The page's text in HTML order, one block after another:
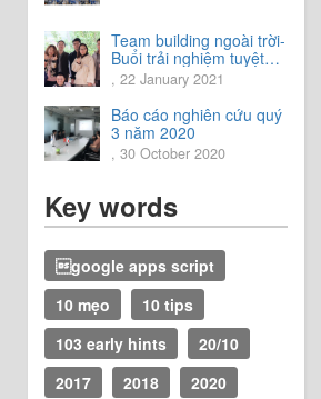
Team building ngoài trời-
Buổi trải nghiệm tuyệt
vời.
, 22 January 2021
Báo cáo nghiên cứu quý
3 năm 2020
, 30 October 2020
Key words
google apps script
10 mẹo
10 tips
103 early hints
20/10
2017
2018
2020